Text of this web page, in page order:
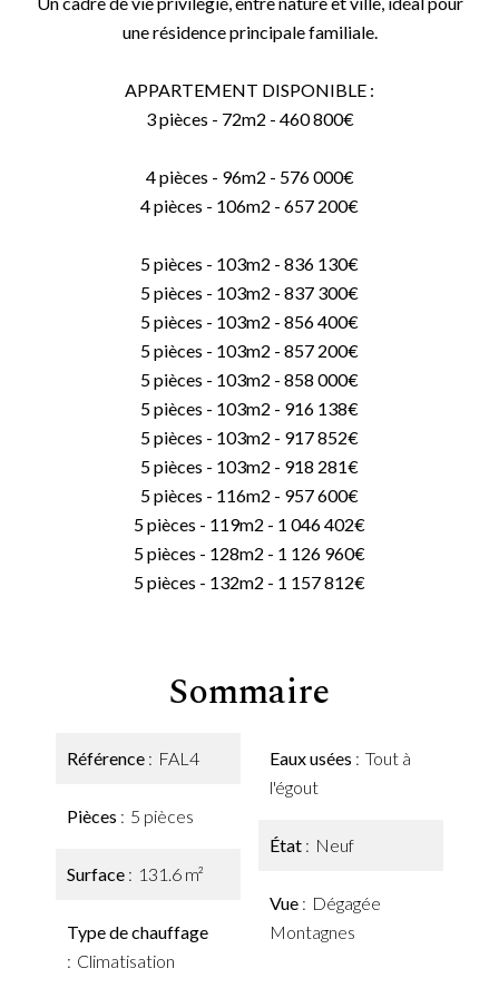
une résidence principale familiale.
APPARTEMENT DISPONIBLE :
3 pièces - 72m2 - 460 800€
4 pièces - 96m2 - 576 000€
4 pièces - 106m2 - 657 200€
5 pièces - 103m2 - 836 130€
5 pièces - 103m2 - 837 300€
5 pièces - 103m2 - 856 400€
5 pièces - 103m2 - 857 200€
5 pièces - 103m2 - 858 000€
5 pièces - 103m2 - 916 138€
5 pièces - 103m2 - 917 852€
5 pièces - 103m2 - 918 281€
5 pièces - 116m2 - 957 600€
5 pièces - 119m2 - 1 046 402€
5 pièces - 128m2 - 1 126 960€
5 pièces - 132m2 - 1 157 812€
Sommaire
Référence FAL4
Pièces 5 pièces
Surface 131.6 m²
Type de chauffage
Climatisation
Eaux usées
Tout à
l'égout
État Neuf
Vue
Dégagée
Montagnes